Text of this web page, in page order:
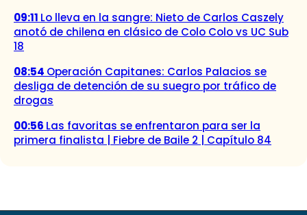
09:11 Lo lleva en la sangre: Nieto de Carlos Caszely
anotó de chilena en clásico de Colo Colo vs UC Sub
18
08:54 Operación Capitanes: Carlos Palacios se
desliga de detención de su suegro por tráfico de
drogas
00:56 Las favoritas se enfrentaron para ser la
primera finalista | Fiebre de Baile 2 | Capítulo 84